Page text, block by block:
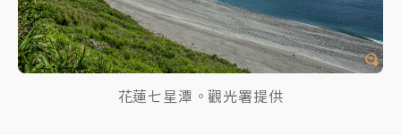
花蓮七星潭。觀光署提供